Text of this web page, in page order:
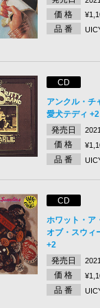
価 格
品 番
CD
アンクル・チ
愛犬テディ +2
発売日
価 格
品 番
CD
ホワット・ア
オブ・スウィ
+2
発売日
価 格
品 番